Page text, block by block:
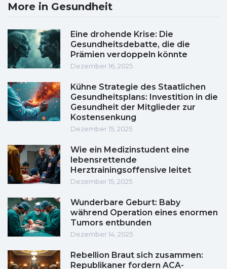
More in Gesundheit
Eine drohende Krise: Die
Gesundheitsdebatte, die die
Prämien verdoppeln könnte
Dezember 16, 2025
Kühne Strategie des Staatlichen
Gesundheitsplans: Investition in die
Gesundheit der Mitglieder zur
Kostensenkung
Dezember 15, 2025
Wie ein Medizinstudent eine
lebensrettende
Herztrainingsoffensive leitet
Dezember 15, 2025
Wunderbare Geburt: Baby
während Operation eines enormen
Tumors entbunden
Dezember 14, 2025
Rebellion Braut sich zusammen:
Republikaner fordern ACA-